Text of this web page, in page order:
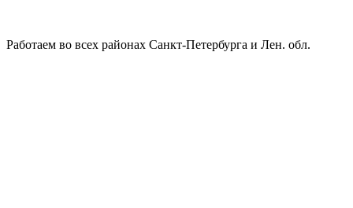
Работаем во всех районах Санкт-Петербурга и Лен. обл.